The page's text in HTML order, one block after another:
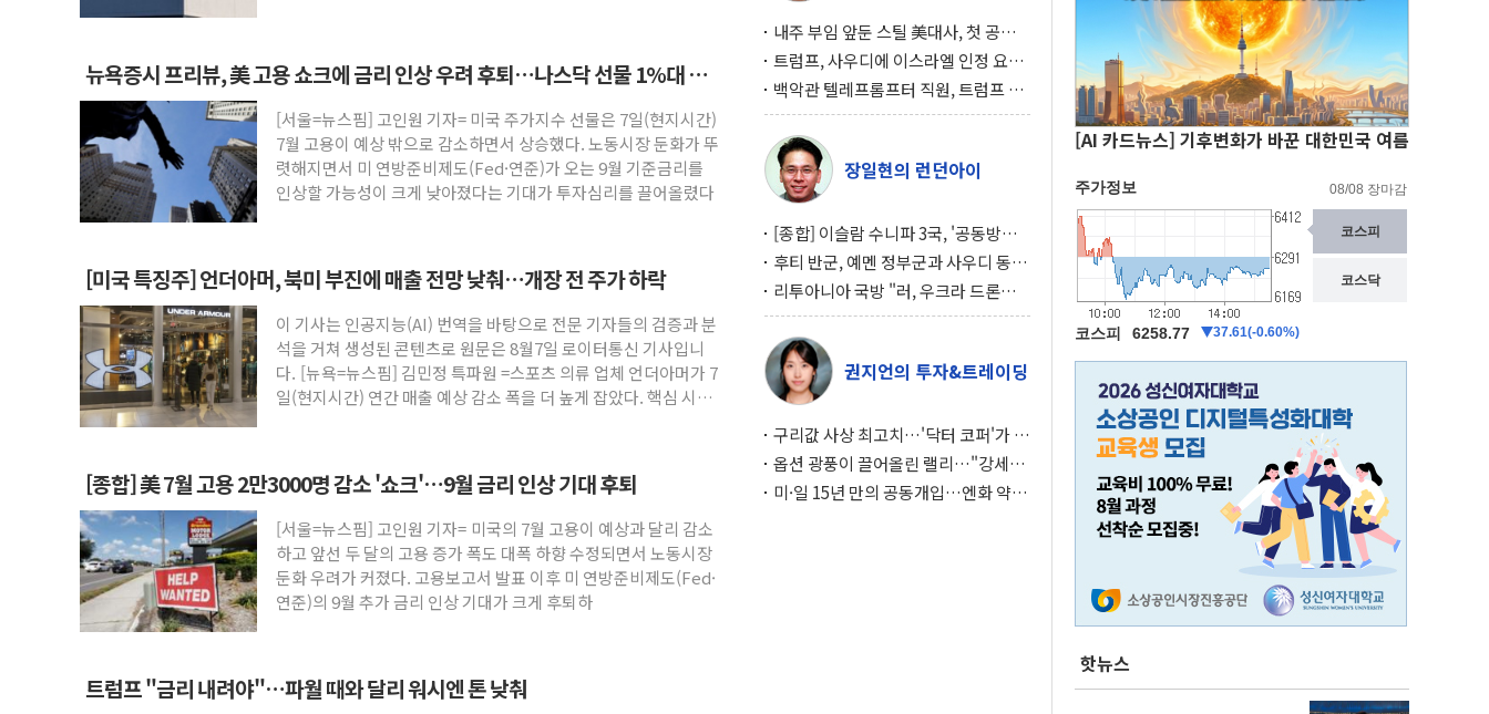
뉴욕증시 프리뷰, 美 고용 쇼크에 금리 인상 우려 후퇴…나스닥 선물 1%대 상
승
[서울=뉴스핌] 고인원 기자= 미국 주가지수 선물은 7일(현지시간)
7월 고용이 예상 밖으로 감소하면서 상승했다. 노동시장 둔화가 뚜
렷해지면서 미 연방준비제도(Fed·연준)가 오는 9월 기준금리를
인상할 가능성이 크게 낮아졌다는 기대가 투자심리를 끌어올렸다
[미국 특징주] 언더아머, 북미 부진에 매출 전망 낮춰…개장 전 주가 하락
이 기사는 인공지능(AI) 번역을 바탕으로 전문 기자들의 검증과 분
석을 거쳐 생성된 콘텐츠로 원문은 8월7일 로이터통신 기사입니
다. [뉴욕=뉴스핌] 김민정 특파원 =스포츠 의류 업체 언더아머가 7
일(현지시간) 연간 매출 예상 감소 폭을 더 높게 잡았다. 핵심 시장
[종합] 美 7월 고용 2만3000명 감소 '쇼크'…9월 금리 인상 기대 후퇴
[서울=뉴스핌] 고인원 기자= 미국의 7월 고용이 예상과 달리 감소
하고 앞선 두 달의 고용 증가 폭도 대폭 하향 수정되면서 노동시장
둔화 우려가 커졌다. 고용보고서 발표 이후 미 연방준비제도(Fed·
연준)의 9월 추가 금리 인상 기대가 크게 후퇴하
트럼프 "금리 내려야"…파월 때와 달리 워시엔 톤 낮춰
내주 부임 앞둔 스틸 美대사, 첫 공개
행사서 "한미동맹 강화 최우선 과제"
트럼프, 사우디에 이스라엘 인정 요
구…원자력 협정 서명 하루 만에 좌초
위기
백악관 텔레프롬프터 직원, 트럼프 연
설 미리 보고 베팅 시장서 10만달러 챙
겨
장일현의 런던아이
[종합] 이슬람 수니파 3국, '공동방위
협정' 체결… 이스라엘·이란 위협에
맞설 자체 억지력 강화
후티 반군, 예멘 정부군과 사우디 동시
공격… 위기 고조되는 또 다른 중동 화
약고
리투아니아 국방 "러, 우크라 드론으
로 나토 회원국 공격 검토… 거짓 깃발
작전"
권지언의 투자&트레이딩
구리값 사상 최고치…'닥터 코퍼'가 말
하는 경기 신호가 달라졌다
옵션 광풍이 끌어올린 랠리…"강세장
이면에 과열 경고등"
미·일 15년 만의 공동개입…엔화 약세
[AI 카드뉴스] 기후변화가 바꾼 대한민국 여름
핫뉴스